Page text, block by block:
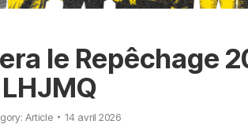
le Repêchage
LHJMQ
Article 14 avril 2026